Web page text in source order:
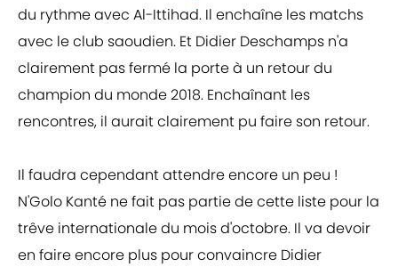
du rythme avec Al-Ittihad. Il enchaîne les matchs
avec le club saoudien. Et Didier Deschamps n'a
clairement pas fermé la porte à un retour du
champion du monde 2018. Enchaînant les
rencontres, il aurait clairement pu faire son retour.
Il faudra cependant attendre encore un peu !
N'Golo Kanté ne fait pas partie de cette liste pour la
trêve internationale du mois d'octobre. Il va devoir
en faire encore plus pour convaincre Didier